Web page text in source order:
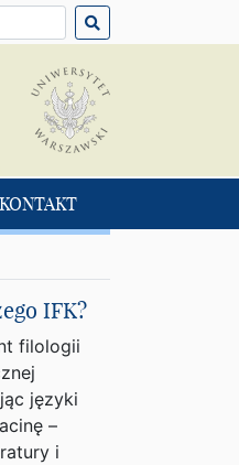
KONTAKT
IFK?
filologii
języki
–
i